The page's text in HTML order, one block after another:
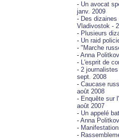
- Un avocat
janv. 2009
- Des
Vladivostok -
- Plusieurs
- Un raid
- "Marche
- Anna
- L'esprit de
- 2
sept. 2008
- Caucase
août 2008
- Enquête sur
août 2007
- Un appelé
- Anna
-
-